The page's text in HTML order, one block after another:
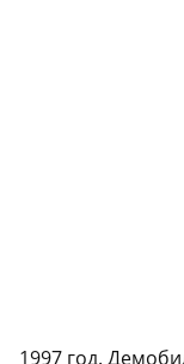
1997 год.